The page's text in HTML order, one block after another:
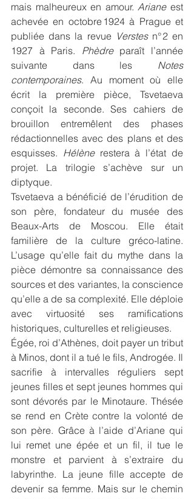
mais malheureux en amour. Ariane est
achevée en octobre 1924 à Prague et
publiée dans la revue Verstes n° 2 en
1927 à Paris. Phèdre paraît l’année
suivante dans les Notes
contemporaines. Au moment où elle
écrit la première pièce, Tsvetaeva
conçoit la seconde. Ses cahiers de
brouillon entremêlent des phases
rédactionnelles avec des plans et des
esquisses. Hélène restera à l’état de
projet. La trilogie s’achève sur un
diptyque.
Tsvetaeva a bénéficié de l’érudition de
son père, fondateur du musée des
Beaux-Arts de Moscou. Elle était
familière de la culture gréco-latine.
L’usage qu’elle fait du mythe dans la
pièce démontre sa connaissance des
sources et des variantes, la conscience
qu’elle a de sa complexité. Elle déploie
avec virtuosité ses ramifications
historiques, culturelles et religieuses.
Égée, roi d’Athènes, doit payer un tribut
à Minos, dont il a tué le fils, Androgée. Il
sacrifie à intervalles réguliers sept
jeunes filles et sept jeunes hommes qui
sont dévorés par le Minotaure. Thésée
se rend en Crète contre la volonté de
son père. Grâce à l’aide d’Ariane qui
lui remet une épée et un fil, il tue le
monstre et parvient à s’extraire du
labyrinthe. La jeune fille accepte de
devenir sa femme. Mais sur le chemin